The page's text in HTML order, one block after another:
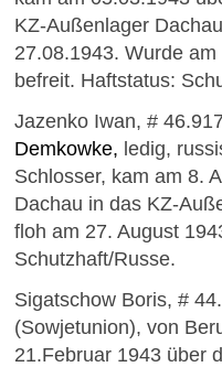
KZ-Außenlager
27.08.1943. Wurde
befreit. Haftstatus:
Jazenko Iwan, #
Demkowke, ledig,
Schlosser, kam am 8.
Dachau in das KZ-
floh am 27. August
Schutzhaft/Russe.
Sigatschow Boris, #
(Sowjetunion), von
21.Februar 1943 über